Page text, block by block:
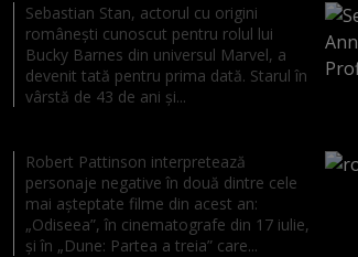
Sebastian Stan, actorul cu origini
românești cunoscut pentru rolul lui
Bucky Barnes din universul Marvel, a
devenit tată pentru prima dată. Starul în
vârstă de 43 de ani și...
Robert Pattinson interpretează
personaje negative în două dintre cele
mai așteptate filme din acest an:
„Odiseea”, în cinematografe din 17 iulie,
și în „Dune: Partea a treia” care...